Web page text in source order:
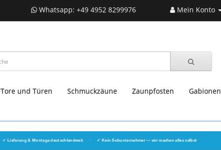
Whatsapp: +49 4952 8299976 Mein Konto
Tore und Türen Schmuckzäune Zaunpfosten Gabionen
✓ Lieferung & Montage deutschlandweit · ✓ Kein Subunternehmer — wir machen alles selbst